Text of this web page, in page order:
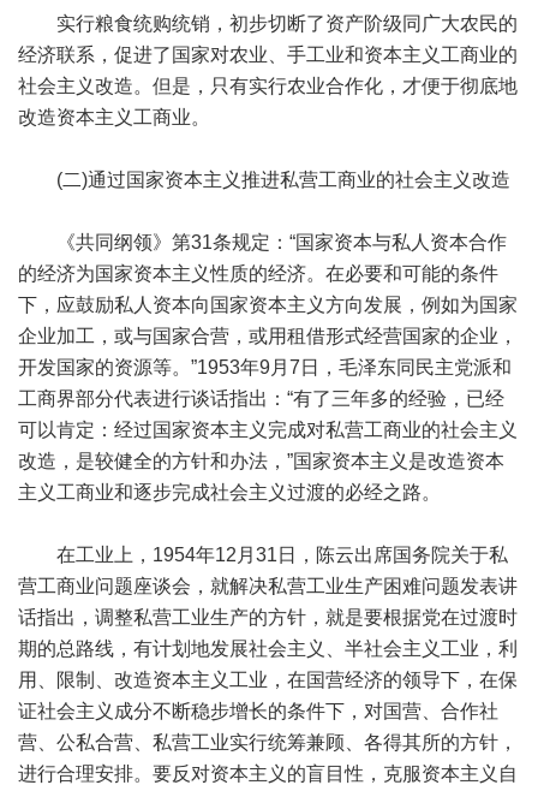
实行粮食统购统销，初步切断了资产阶级同广大农民的
经济联系，促进了国家对农业、手工业和资本主义工商业的
社会主义改造。但是，只有实行农业合作化，才便于彻底地
改造资本主义工商业。
(二)通过国家资本主义推进私营工商业的社会主义改造
《共同纲领》第31条规定：“国家资本与私人资本合作
的经济为国家资本主义性质的经济。在必要和可能的条件
下，应鼓励私人资本向国家资本主义方向发展，例如为国家
企业加工，或与国家合营，或用租借形式经营国家的企业，
开发国家的资源等。”1953年9月7日，毛泽东同民主党派和
工商界部分代表进行谈话指出：“有了三年多的经验，已经
可以肯定：经过国家资本主义完成对私营工商业的社会主义
改造，是较健全的方针和办法，”国家资本主义是改造资本
主义工商业和逐步完成社会主义过渡的必经之路。
在工业上，1954年12月31日，陈云出席国务院关于私
营工商业问题座谈会，就解决私营工业生产困难问题发表讲
话指出，调整私营工业生产的方针，就是要根据党在过渡时
期的总路线，有计划地发展社会主义、半社会主义工业，利
用、限制、改造资本主义工业，在国营经济的领导下，在保
证社会主义成分不断稳步增长的条件下，对国营、合作社
营、公私合营、私营工业实行统筹兼顾、各得其所的方针，
进行合理安排。要反对资本主义的盲目性，克服资本主义自